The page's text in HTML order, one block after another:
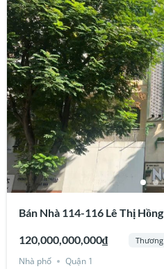
Bán Nhà 114-116 Lê Thị
120,000,000,000₫
Nhà phố Quận 1